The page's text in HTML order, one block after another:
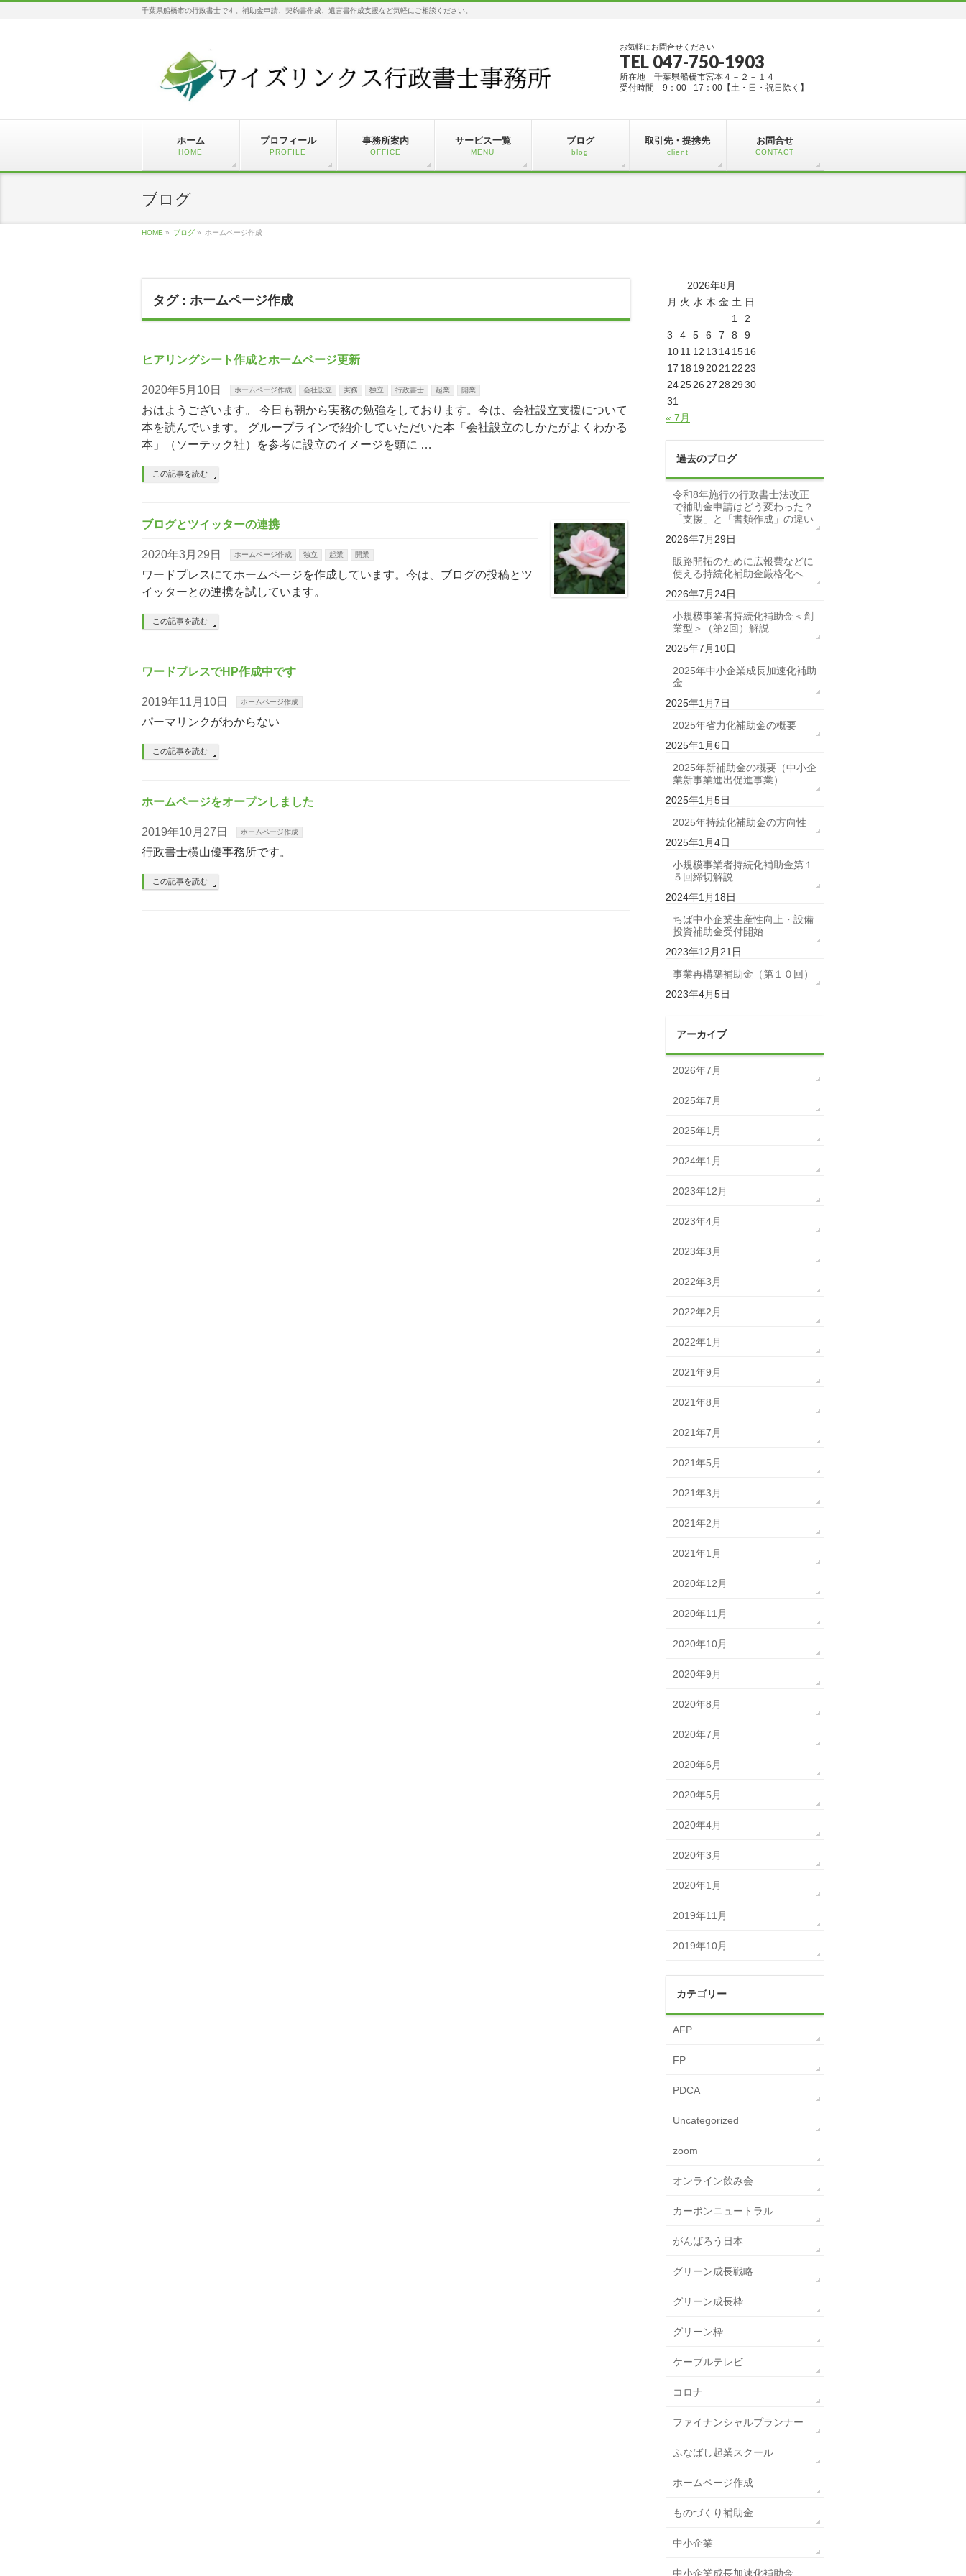
千葉県船橋市の行政書士です。補助金申請、契約書作成、遺言書作成支援など気軽にご相談ください。
お気軽にお問合せください
TEL 047-750-1903
所在地 千葉県船橋市宮本４－２－１４
受付時間 9：00 - 17：00【土・日・祝日除く】
ホーム
HOME
プロフィール
PROFILE
事務所案内
OFFICE
サービス一覧
MENU
ブログ
blog
取引先・提携先
client
お問合せ
CONTACT
ブログ
HOME » ブログ » ホームページ作成
タグ : ホームページ作成
ヒアリングシート作成とホームページ更新
2020年5月10日 ホームページ作成 会社設立 実務 独立 行政書士 起業 開業
おはようございます。 今日も朝から実務の勉強をしております。今は、会社設立支援について
本を読んでいます。 グループラインで紹介していただいた本「会社設立のしかたがよくわかる
本」（ソーテック社）を参考に設立のイメージを頭に …
この記事を読む
ブログとツイッターの連携
2020年3月29日 ホームページ作成 独立 起業 開業
ワードプレスにてホームページを作成しています。今は、ブログの投稿とツ
イッターとの連携を試しています。
この記事を読む
ワードプレスでHP作成中です
2019年11月10日 ホームページ作成
パーマリンクがわからない
この記事を読む
ホームページをオープンしました
2019年10月27日 ホームページ作成
行政書士横山優事務所です。
この記事を読む
2026年8月
月 火 水 木 金 土 日
1
2
3
4 5 6 7 8
9
1011 12 13 141516
17 18 1920212223
24252627282930
31
« 7月
過去のブログ
令和8年施行の行政書士法改正
で補助金申請はどう変わった？
「支援」と「書類作成」の違い
2026年7月29日
販路開拓のために広報費などに
使える持続化補助金厳格化へ
2026年7月24日
小規模事業者持続化補助金＜創
業型＞（第2回）解説
2025年7月10日
2025年中小企業成長加速化補助
金
2025年1月7日
2025年省力化補助金の概要
2025年1月6日
2025年新補助金の概要（中小企
業新事業進出促進事業）
2025年1月5日
2025年持続化補助金の方向性
2025年1月4日
小規模事業者持続化補助金第１
５回締切解説
2024年1月18日
ちば中小企業生産性向上・設備
投資補助金受付開始
2023年12月21日
事業再構築補助金（第１０回）
2023年4月5日
アーカイブ
2026年7月
2025年7月
2025年1月
2024年1月
2023年12月
2023年4月
2023年3月
2022年3月
2022年2月
2022年1月
2021年9月
2021年8月
2021年7月
2021年5月
2021年3月
2021年2月
2021年1月
2020年12月
2020年11月
2020年10月
2020年9月
2020年8月
2020年7月
2020年6月
2020年5月
2020年4月
2020年3月
2020年1月
2019年11月
2019年10月
カテゴリー
AFP
FP
PDCA
Uncategorized
zoom
オンライン飲み会
カーボンニュートラル
がんばろう日本
グリーン成長戦略
グリーン成長枠
グリーン枠
ケーブルテレビ
コロナ
ファイナンシャルプランナー
ふなばし起業スクール
ホームページ作成
ものづくり補助金
中小企業
中小企業成長加速化補助金